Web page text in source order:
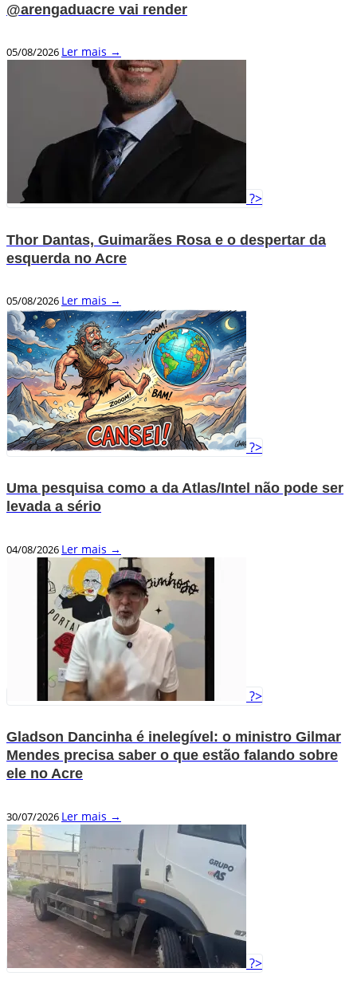
@arengaduacre vai render
05/08/2026 Ler mais →
?>
Thor Dantas, Guimarães Rosa e o despertar da
esquerda no Acre
05/08/2026 Ler mais →
?>
Uma pesquisa como a da Atlas/Intel não pode ser
levada a sério
04/08/2026 Ler mais →
?>
Gladson Dancinha é inelegível: o ministro Gilmar
Mendes precisa saber o que estão falando sobre
ele no Acre
30/07/2026 Ler mais →
?>